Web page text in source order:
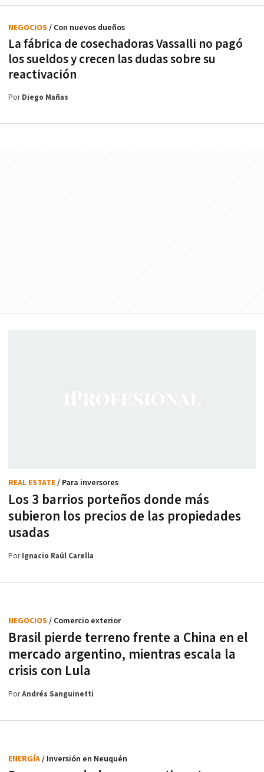
La fábrica de cosechadoras Vassalli no pagó
los sueldos y crecen las dudas sobre su
reactivación
NEGOCIOS / Con nuevos dueños
PorDiego Mañas
Los 3 barrios porteños donde más
subieron los precios de las propiedades
usadas
REAL ESTATE/ Para inversores
PorIgnacio Raúl Carella
Brasil pierde terreno frente a China en el
mercado argentino, mientras escala la
crisis con Lula
NEGOCIOS / Comercio exterior
PorAndrés Sanguinetti
ENERGÍA/ Inversión en Neuquén